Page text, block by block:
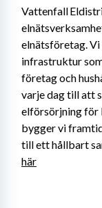
Vattenfall
elnätsföretag. Vi
infrastruktur
företag och
varje dag till att
elförsörjning för
bygger vi
till ett hållbart
här